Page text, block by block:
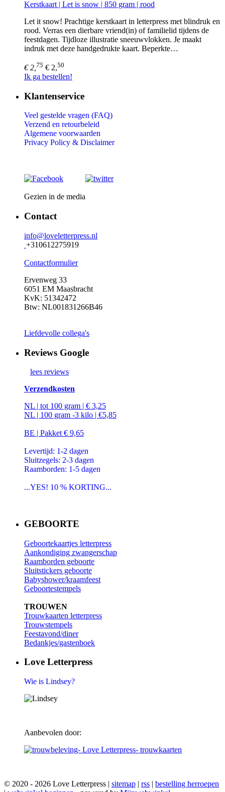
Kerstkaart | Let is snow | 850 gram | rood
Let it snow! Prachtige kerstkaart in letterpress met blindruk en
rood. Verras een dierbare vriend(in) of familielid tijdens de
feestdagen. Tijdloze illustratie sneeuwvlokken. Je maakt
indruk met deze handgedrukte kaart. Beperkte…
€ 2, 75 € 2,50
Ik ga bestellen!
Klantenservice
Veel gestelde vragen (FAQ)
Verzend en retourbeleid
Algemene voorwaarden
Privacy Policy & Disclaimer
Gezien in de media
Contact
info@loveletterpress.nl
+310612275919
Contactformulier
Ervenweg 33
6051 EM Maasbracht
KvK: 51342472
Btw: NL001831266B46
Liefdevolle collega's
Reviews Google
lees reviews
Verzendkosten
NL | tot 100 gram | € 3,25
NL | 100 gram -3 kilo | €5,85
BE | Pakket € 9,65
Levertijd: 1-2 dagen
Sluitzegels: 2-3 dagen
Raamborden: 1-5 dagen
...YES! 10 % KORTING...
GEBOORTE
Geboortekaartjes letterpress
Aankondiging zwangerschap
Raamborden geboorte
Sluitstickers geboorte
Babyshower/kraamfeest
Geboortestempels
TROUWEN
Trouwkaarten letterpress
Trouwstempels
Feestavond/diner
Bedankjes/gastenboek
Love Letterpress
Wie is Lindsey?
Aanbevolen door:
© 2020 - 2026 Love Letterpress | sitemap | rss | bestelling herroepen